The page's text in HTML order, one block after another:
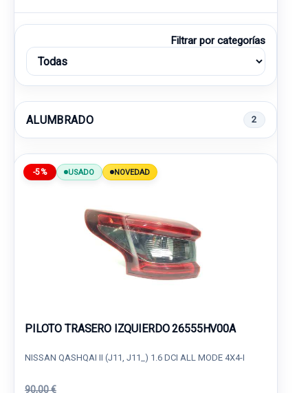
Filtrar por categorías
ALUMBRADO 2
-5% USADO NOVEDAD
PILOTO TRASERO IZQUIERDO 26555HV00A
NISSAN QASHQAI II (J11, J11_) 1.6 DCI ALL MODE 4X4-I
90,00 €